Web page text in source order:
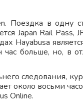
Поездка в одну
Japan Rail Pass,
Hayabusa
больше, но, в
следования,
около восьми
Online.